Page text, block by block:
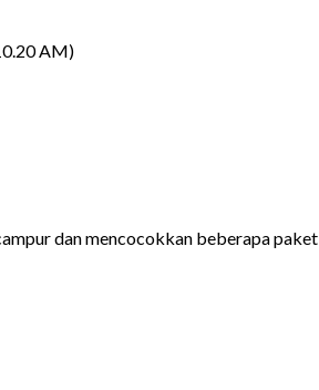
AM)
dan mencocokkan beberapa paket